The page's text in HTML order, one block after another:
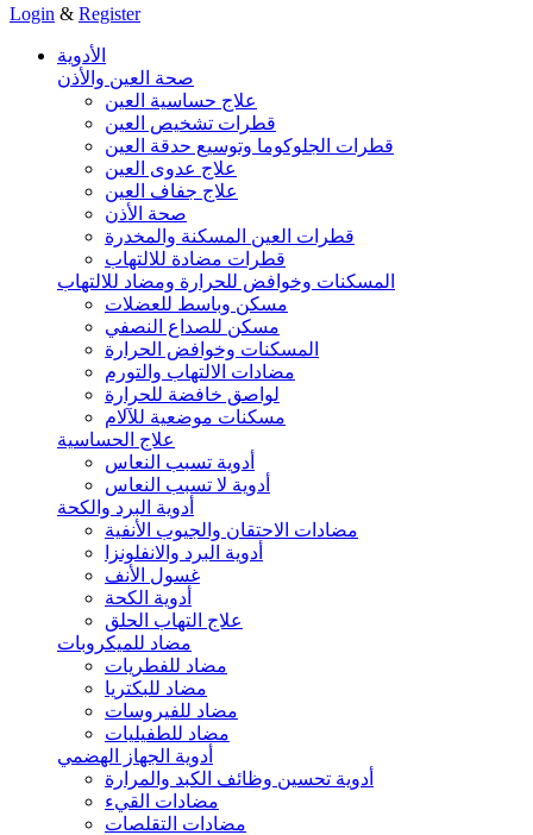
Login & Register
الأدوية
صحة العين والأذن
علاج حساسية العين
قطرات تشخيص العين
قطرات الجلوكوما وتوسيع حدقة العين
علاج عدوى العين
علاج جفاف العين
صحة الأذن
قطرات العين المسكنة والمخدرة
قطرات مضادة للالتهاب
المسكنات وخوافض للحرارة ومضاد للالتهاب
مسكن وباسط للعضلات
مسكن للصداع النصفي
المسكنات وخوافض الحرارة
مضادات الالتهاب والتورم
لواصق خافضة للحرارة
مسكنات موضعية للآلام
علاج الحساسية
أدوية تسبب النعاس
أدوية لا تسبب النعاس
أدوية البرد والكحة
مضادات الاحتقان والجيوب الأنفية
أدوية البرد والانفلونزا
غسول الأنف
أدوية الكحة
علاج التهاب الحلق
مضاد للميكروبات
مضاد للفطريات
مضاد للبكتريا
مضاد للفيروسات
مضاد للطفيليات
أدوية الجهاز الهضمي
أدوية تحسين وظائف الكبد والمرارة
مضادات القيء
مضادات التقلصات